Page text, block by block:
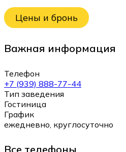
Цены и бронь
Важная информация
Телефон
+7 (939) 888-77-44
Тип заведения
Гостиница
График
ежедневно, круглосуточно
Все телефоны